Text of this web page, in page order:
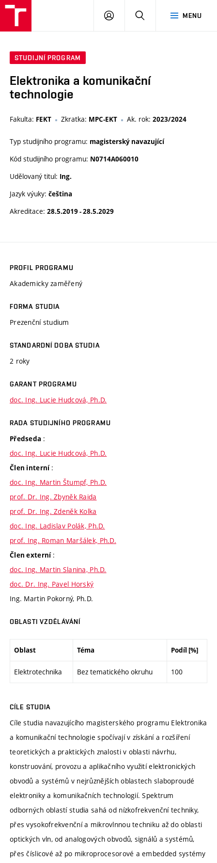
MENU
PŘIHLÁSIT
STUDIJNÍ PROGRAM
Elektronika a komunikační
technologie
Fakulta: FEKT Zkratka: MPC-EKT Ak. rok: 2023/2024
Typ studijního programu: magisterský navazující
Kód studijního programu: N0714A060010
Udělovaný titul: Ing.
Jazyk výuky: čeština
Akreditace: 28.5.2019 - 28.5.2029
PROFIL PROGRAMU
Akademicky zaměřený
FORMA STUDIA
Prezenční studium
STANDARDNÍ DOBA STUDIA
2 roky
GARANT PROGRAMU
doc. Ing. Lucie Hudcová, Ph.D.
RADA STUDIJNÍHO PROGRAMU
Předseda :
doc. Ing. Lucie Hudcová, Ph.D.
Člen interní :
doc. Ing. Martin Štumpf, Ph.D.
prof. Dr. Ing. Zbyněk Raida
prof. Dr. Ing. Zdeněk Kolka
doc. Ing. Ladislav Polák, Ph.D.
prof. Ing. Roman Maršálek, Ph.D.
Člen externí :
doc. Ing. Martin Slanina, Ph.D.
doc. Dr. Ing. Pavel Horský
Ing. Martin Pokorný, Ph.D.
OBLASTI VZDĚLÁVÁNÍ
Oblast Téma Podíl [%]
Elektrotechnika Bez tematického okruhu 100
CÍLE STUDIA
Cíle studia navazujícího magisterského programu Elektronika
a komunikační technologie spočívají v získání a rozšíření
teoretických a praktických znalosti v oblasti návrhu,
konstruování, provozu a aplikačního využití elektronických
obvodů a systémů v nejrůznějších oblastech slaboproudé
elektroniky a komunikačních technologií. Spektrum
odborných oblastí studia sahá od nízkofrekvenční techniky,
přes vysokofrekvenční a mikrovlnnou techniku až do oblasti
optických vln, od analogových obvodů, signálů a systémů,
přes číslicové až po mikroprocesorové a embedded systémy